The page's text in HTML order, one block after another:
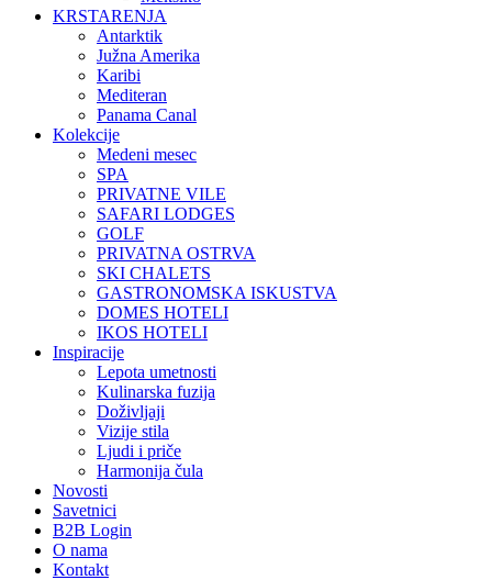
KRSTARENJA
Antarktik
Južna Amerika
Karibi
Mediteran
Panama Canal
Kolekcije
Medeni mesec
SPA
PRIVATNE VILE
SAFARI LODGES
GOLF
PRIVATNA OSTRVA
SKI CHALETS
GASTRONOMSKA ISKUSTVA
DOMES HOTELI
IKOS HOTELI
Inspiracije
Lepota umetnosti
Kulinarska fuzija
Doživljaji
Vizije stila
Ljudi i priče
Harmonija čula
Novosti
Savetnici
B2B Login
O nama
Kontakt